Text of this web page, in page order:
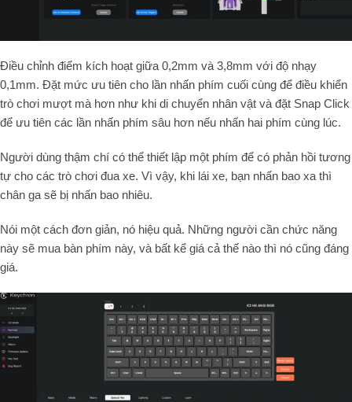
Điều chỉnh điểm kích hoạt giữa 0,2mm và 3,8mm với độ nhạy
0,1mm. Đặt mức ưu tiên cho lần nhấn phím cuối cùng để điều khiển
trò chơi mượt mà hơn như khi di chuyển nhân vật và đặt Snap Click
để ưu tiên các lần nhấn phím sâu hơn nếu nhấn hai phím cùng lúc.
Người dùng thậm chí có thể thiết lập một phím để có phản hồi tương
tự cho các trò chơi đua xe. Vì vậy, khi lái xe, bạn nhấn bao xa thì
chân ga sẽ bị nhấn bao nhiêu.
Nói một cách đơn giản, nó hiệu quả. Những người cần chức năng
này sẽ mua bàn phím này, và bất kể giá cả thế nào thì nó cũng đáng
giá.